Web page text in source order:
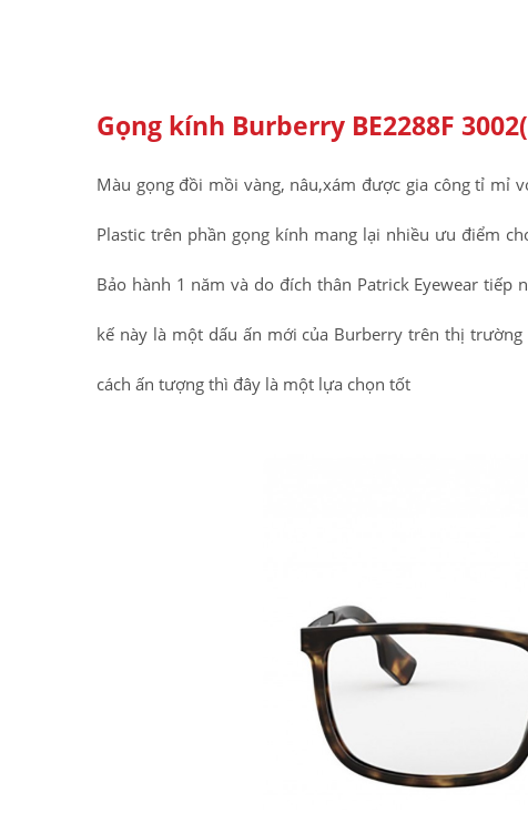
Gọng kính Burberry BE2288F
Màu gọng đồi mồi vàng, nâu,xám được gia công tỉ mỉ
Plastic trên phần gọng kính mang lại nhiều ưu điểm
Bảo hành 1 năm và do đích thân Patrick Eyewear tiếp
kế này là một dấu ấn mới của Burberry trên thị
cách ấn tượng thì đây là một lựa chọn tốt